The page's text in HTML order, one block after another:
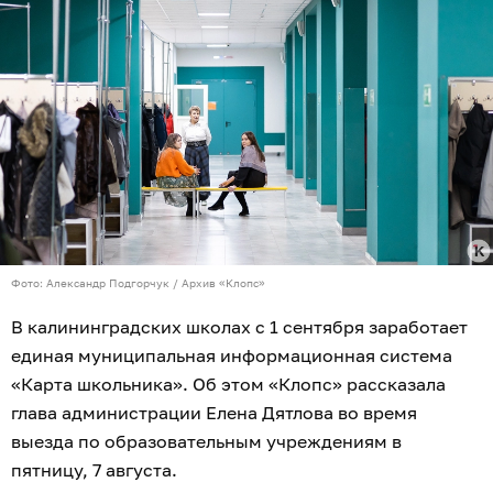
Фото: Александр Подгорчук / Архив «Клопс»
В калининградских школах с 1 сентября заработает
единая муниципальная информационная система
«Карта школьника». Об этом «Клопс» рассказала
глава администрации Елена Дятлова во время
выезда по образовательным учреждениям в
пятницу, 7 августа.